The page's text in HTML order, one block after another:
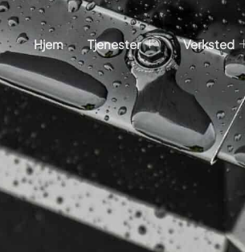
Hjem Tjenester Verksted